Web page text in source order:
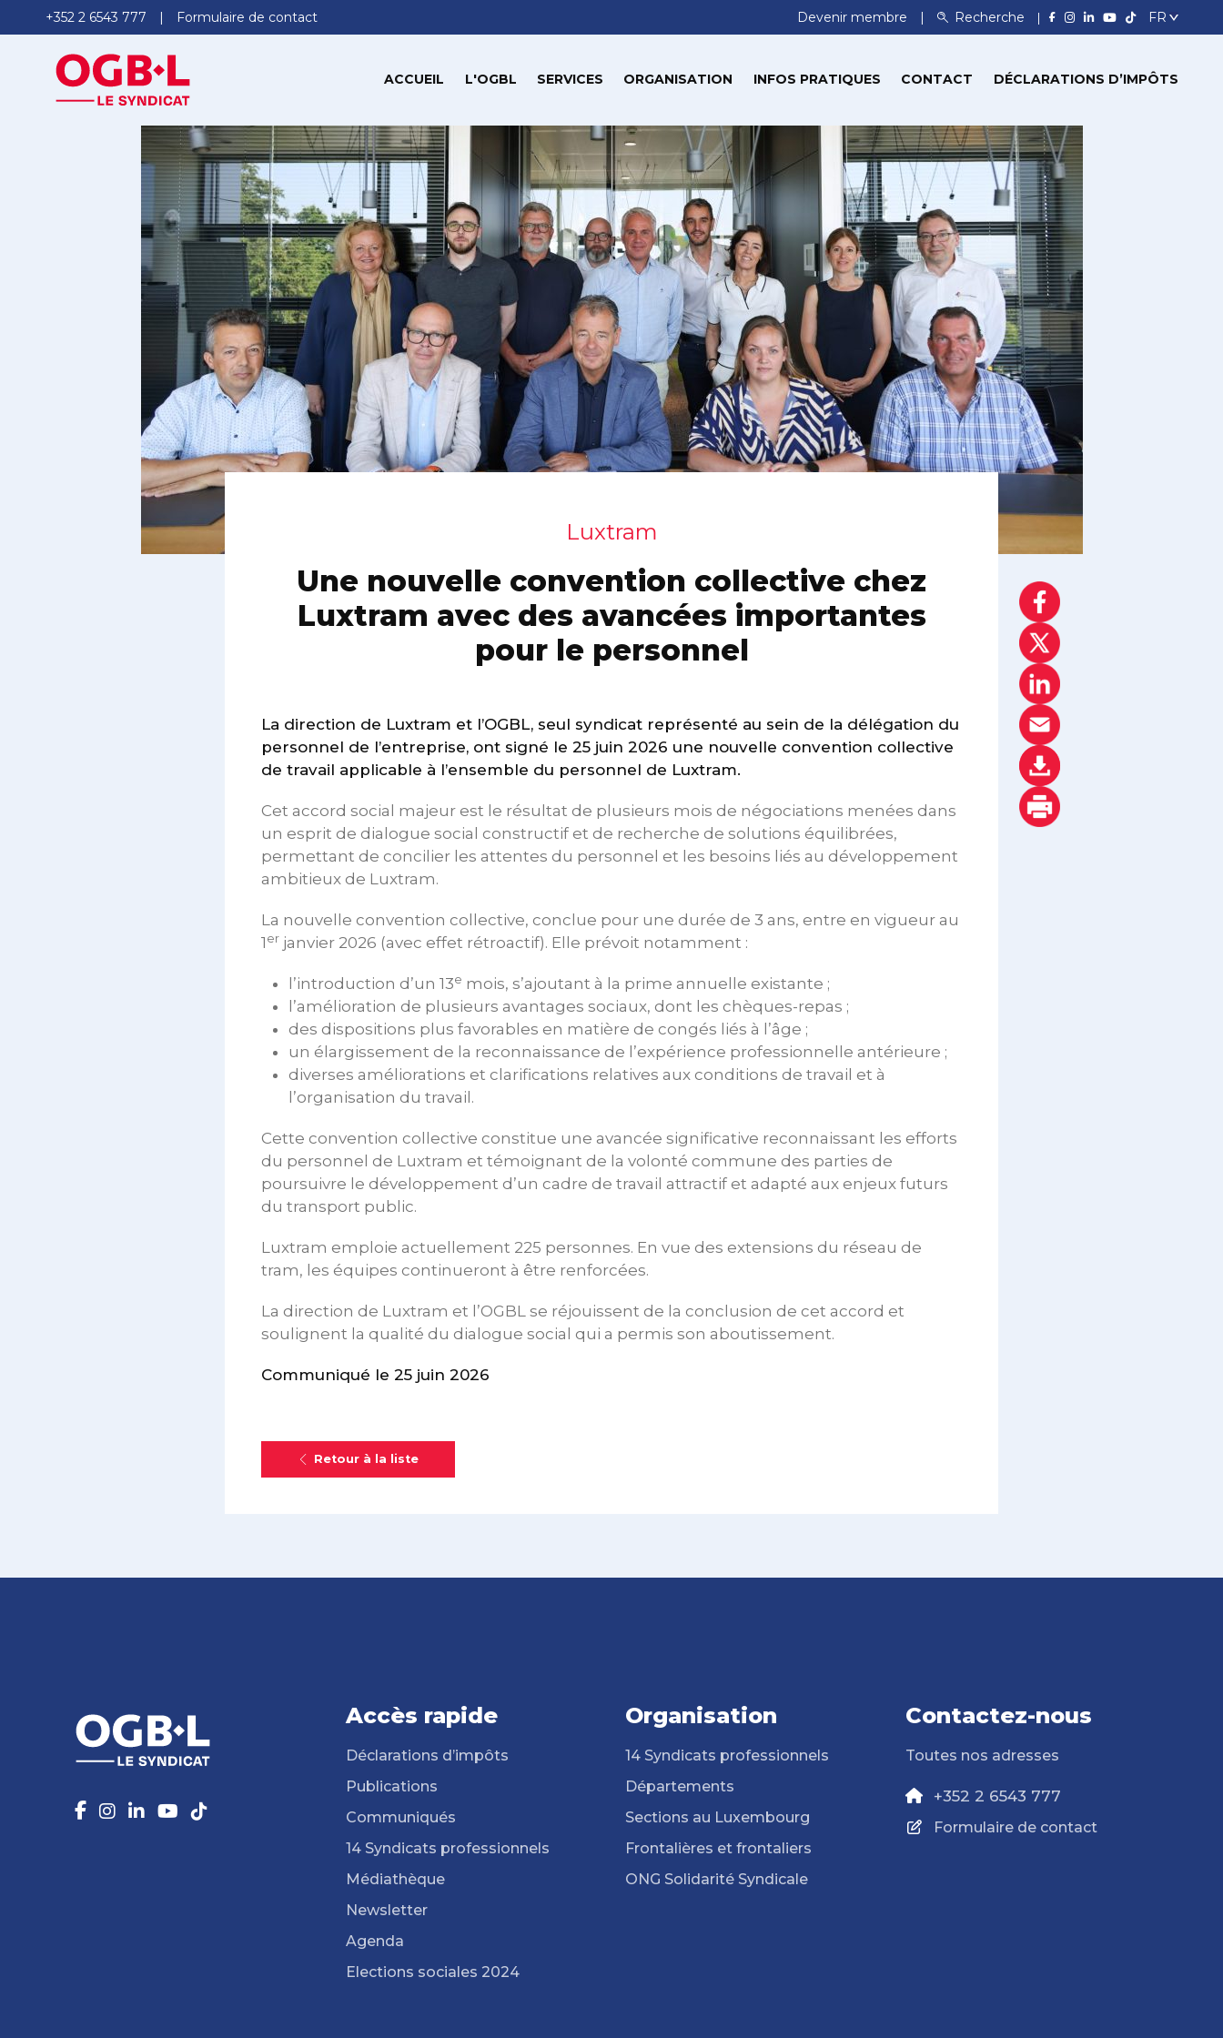
+352 2 6543 777 Formulaire de contact Devenir membre Recherche
ACCUEIL L'OGBL SERVICES ORGANISATION INFOS PRATIQUES CONTACT DÉCLARATIONS D’IMPÔTS
Luxtram
Une nouvelle convention collective chez
Luxtram avec des avancées importantes
pour le personnel
La direction de Luxtram et l’OGBL, seul syndicat représenté au sein de la délégation du
personnel de l’entreprise, ont signé le 25 juin 2026 une nouvelle convention collective
de travail applicable à l’ensemble du personnel de Luxtram.
Cet accord social majeur est le résultat de plusieurs mois de négociations menées dans
un esprit de dialogue social constructif et de recherche de solutions équilibrées,
permettant de concilier les attentes du personnel et les besoins liés au développement
ambitieux de Luxtram.
La nouvelle convention collective, conclue pour une durée de 3 ans, entre en vigueur au
1 er janvier 2026 (avec effet rétroactif). Elle prévoit notamment :
l’introduction d’un 13e mois, s’ajoutant à la prime annuelle existante ;
l’amélioration de plusieurs avantages sociaux, dont les chèques-repas ;
des dispositions plus favorables en matière de congés liés à l’âge ;
un élargissement de la reconnaissance de l’expérience professionnelle antérieure ;
diverses améliorations et clarifications relatives aux conditions de travail et à
l’organisation du travail.
Cette convention collective constitue une avancée significative reconnaissant les efforts
du personnel de Luxtram et témoignant de la volonté commune des parties de
poursuivre le développement d’un cadre de travail attractif et adapté aux enjeux futurs
du transport public.
Luxtram emploie actuellement 225 personnes. En vue des extensions du réseau de
tram, les équipes continueront à être renforcées.
La direction de Luxtram et l’OGBL se réjouissent de la conclusion de cet accord et
soulignent la qualité du dialogue social qui a permis son aboutissement.
Communiqué le 25 juin 2026
Retour à la liste
Accès rapide
Déclarations d’impôts
Publications
Communiqués
14 Syndicats professionnels
Médiathèque
Newsletter
Agenda
Elections sociales 2024
Organisation
14 Syndicats professionnels
Départements
Sections au Luxembourg
Frontalières et frontaliers
ONG Solidarité Syndicale
Contactez-nous
Toutes nos adresses
+352 2 6543 777
Formulaire de contact